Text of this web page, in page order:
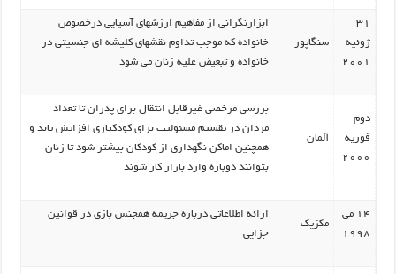
31
ژوئیه
2001
سنگاپور
ابزارنگرانی از مفاهیم ارزشهای آسیایی درخصوص
خانواده که موجب تداوم نقشهای کلیشه ای جنسیتی در
خانواده و تبعیض علیه زنان می شود
دوم
فوریه
2000
آلمان
بررسی مرخصی غیرقابل انتقال برای پدران تا تعداد
مردان در تقسیم مسئولیت برای کودکیاری افزایش یابد و
همچنین اماکن نگهداری از کودکان بیشتر شود تا زنان
بتوانند دوباره وارد بازار کار شوند
14 می
1998
مکزیک
ارائه اطلاعاتی درباره جریمه همجنس بازی در قوانین
جزایی